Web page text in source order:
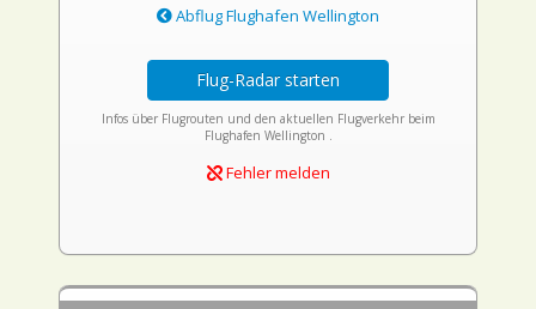
Abflug Flughafen Wellington
Flug-Radar starten
Infos über Flugrouten und den aktuellen Flugverkehr beim
Flughafen Wellington .
Fehler melden